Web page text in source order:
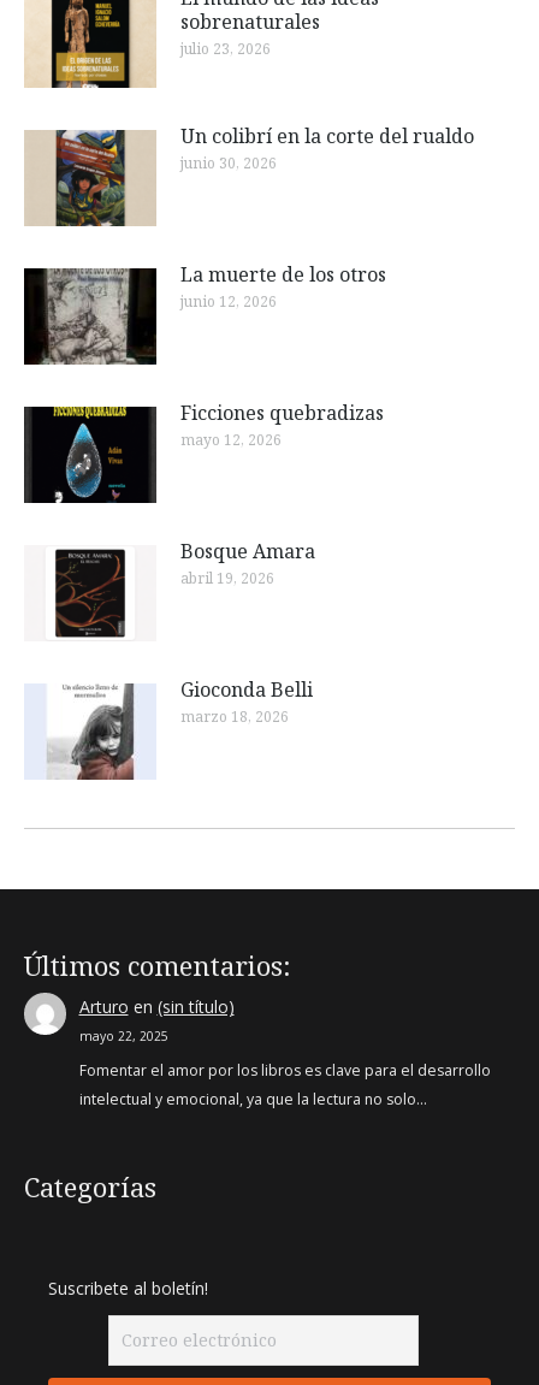
sobrenaturales
julio 23, 2026
Un colibrí en la corte del rualdo
junio 30, 2026
La muerte de los otros
junio 12, 2026
Ficciones quebradizas
mayo 12, 2026
Bosque Amara
abril 19, 2026
Gioconda Belli
marzo 18, 2026
Últimos comentarios:
Arturo en (sin título)
mayo 22, 2025
Fomentar el amor por los libros es clave para el desarrollo
intelectual y emocional, ya que la lectura no solo…
Categorías
Suscribete al boletín!